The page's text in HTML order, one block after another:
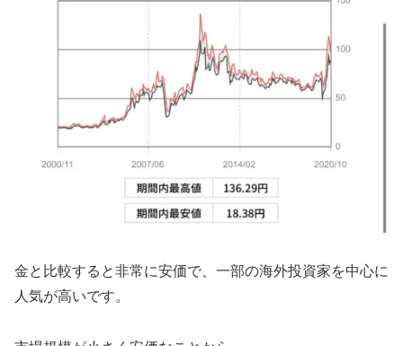
金と比較すると非常に安価で、一部の海外投資家を中心に
人気が高いです。